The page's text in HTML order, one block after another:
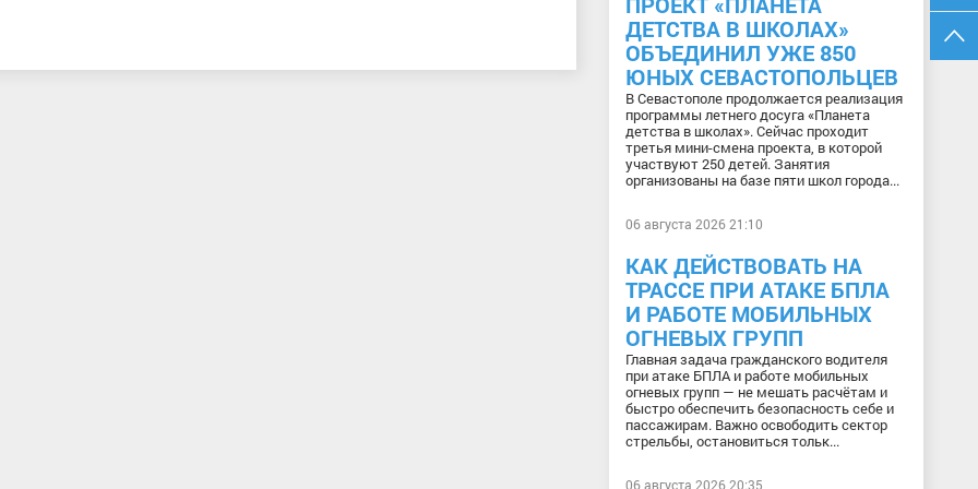
ДЕТСТВА В ШКОЛАХ»
ОБЪЕДИНИЛ УЖЕ 850
ЮНЫХ СЕВАСТОПОЛЬЦЕВ
В Севастополе продолжается реализация
программы летнего досуга «Планета
детства в школах». Сейчас проходит
третья мини-смена проекта, в которой
участвуют 250 детей. Занятия
организованы на базе пяти школ города...
06 августа 2026 21:10
КАК ДЕЙСТВОВАТЬ НА
ТРАССЕ ПРИ АТАКЕ БПЛА
И РАБОТЕ МОБИЛЬНЫХ
ОГНЕВЫХ ГРУПП
Главная задача гражданского водителя
при атаке БПЛА и работе мобильных
огневых групп — не мешать расчётам и
быстро обеспечить безопасность себе и
пассажирам. Важно освободить сектор
стрельбы, остановиться тольк...
06 августа 2026 20:35